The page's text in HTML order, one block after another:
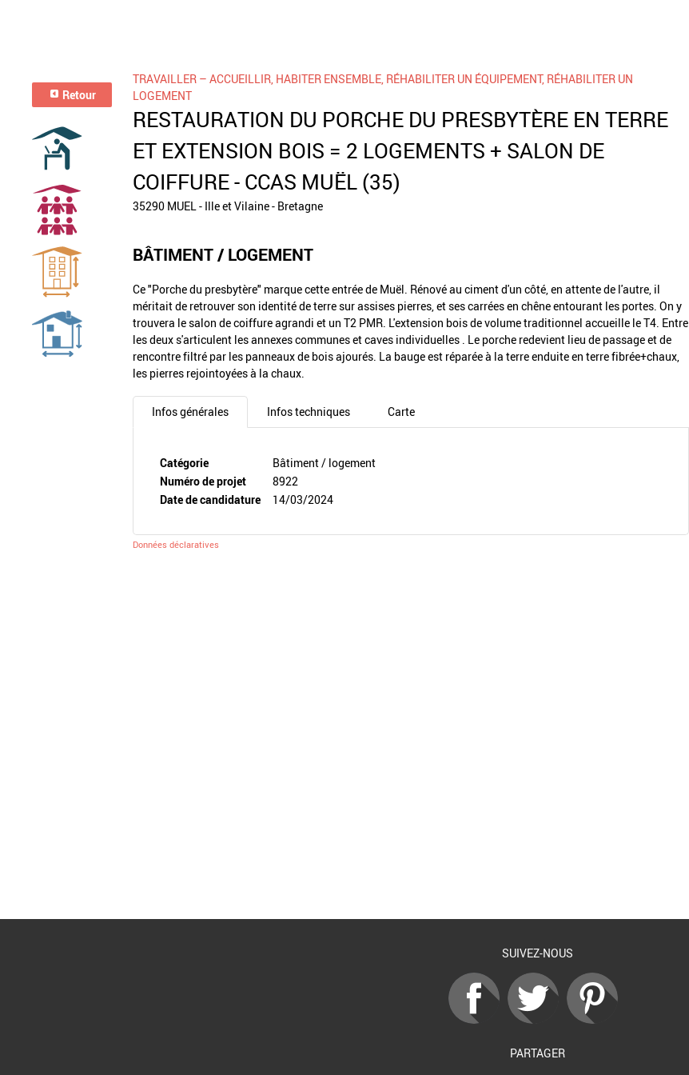
Retour
TRAVAILLER – ACCUEILLIR, HABITER ENSEMBLE, RÉHABILITER UN ÉQUIPEMENT, RÉHABILITER UN
LOGEMENT
RESTAURATION DU PORCHE DU PRESBYTÈRE EN TERRE
ET EXTENSION BOIS = 2 LOGEMENTS + SALON DE
COIFFURE - CCAS MUËL (35)
35290 MUEL - Ille et Vilaine - Bretagne
BÂTIMENT / LOGEMENT
Ce "Porche du presbytère" marque cette entrée de Muël. Rénové au ciment d'un côté, en attente de l'autre, il
méritait de retrouver son identité de terre sur assises pierres, et ses carrées en chêne entourant les portes. On y
trouvera le salon de coiffure agrandi et un T2 PMR. L'extension bois de volume traditionnel accueille le T4. Entre
les deux s'articulent les annexes communes et caves individuelles . Le porche redevient lieu de passage et de
rencontre filtré par les panneaux de bois ajourés. La bauge est réparée à la terre enduite en terre fibrée+chaux,
les pierres rejointoyées à la chaux.
Infos générales Infos techniques Carte
Catégorie
Bâtiment / logement
Numéro de projet
8922
Date de candidature
14/03/2024
Données déclaratives
SUIVEZ-NOUS
PARTAGER